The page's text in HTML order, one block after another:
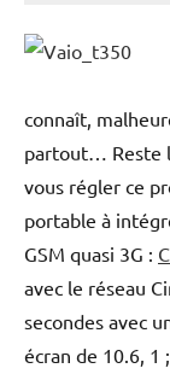
connaît,
partout… Reste
vous régler ce
portable à
GSM quasi 3G :
avec le réseau
secondes avec
écran de 10.6, 1